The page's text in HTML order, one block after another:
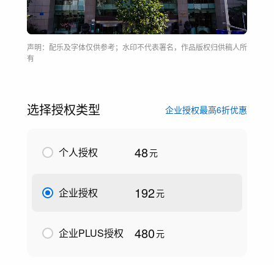
声明：配乐及字体仅供参考；水印不代表署名，作品版权归供稿人所
有
选择授权类型 企业授权最高6折优惠
个人授权 48元
企业授权 192元
企业PLUS授权 480元